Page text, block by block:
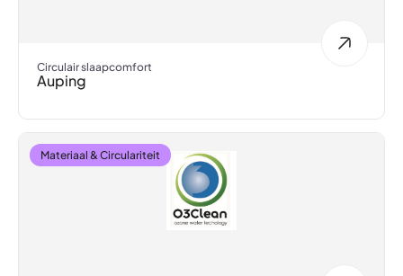
Circulair slaapcomfort
Auping
Materiaal & Circulariteit